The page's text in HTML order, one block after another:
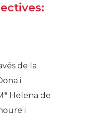
de la
i
Helena de
i